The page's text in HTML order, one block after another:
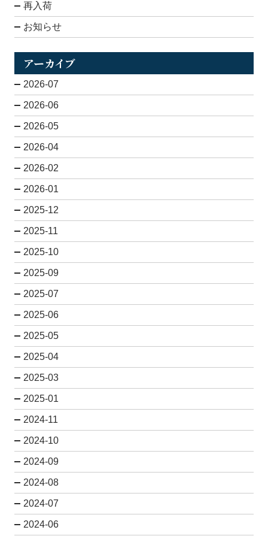
再入荷
お知らせ
アーカイブ
2026-07
2026-06
2026-05
2026-04
2026-02
2026-01
2025-12
2025-11
2025-10
2025-09
2025-07
2025-06
2025-05
2025-04
2025-03
2025-01
2024-11
2024-10
2024-09
2024-08
2024-07
2024-06